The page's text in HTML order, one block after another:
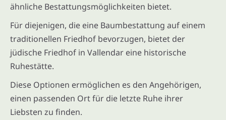
ähnliche Bestattungsmöglichkeiten bietet.
Für diejenigen, die eine Baumbestattung auf einem
traditionellen Friedhof bevorzugen, bietet der
jüdische Friedhof in Vallendar eine historische
Ruhestätte.
Diese Optionen ermöglichen es den Angehörigen,
einen passenden Ort für die letzte Ruhe ihrer
Liebsten zu finden.